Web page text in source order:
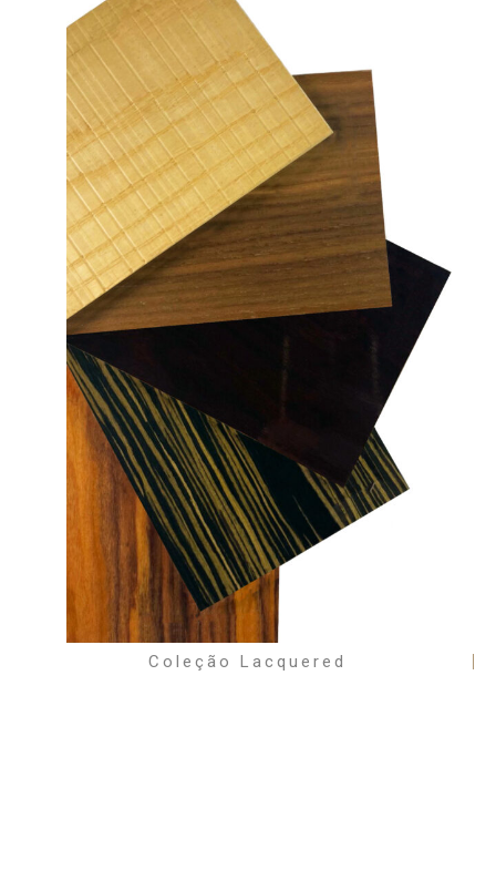
Coleção Lacquered